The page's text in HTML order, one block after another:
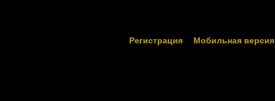
Регистрация Мобильная версия